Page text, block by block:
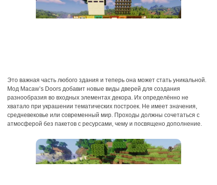
Это важная часть любого здания и теперь она может стать уникальной.
Мод Macaw’s Doors добавит новые виды дверей для создания
разнообразия во входных элементах декора. Их определённо не
хватало при украшении тематических построек. Не имеет значения,
средневековье или современный мир. Проходы должны сочетаться с
атмосферой без пакетов с ресурсами, чему и посвящено дополнение.